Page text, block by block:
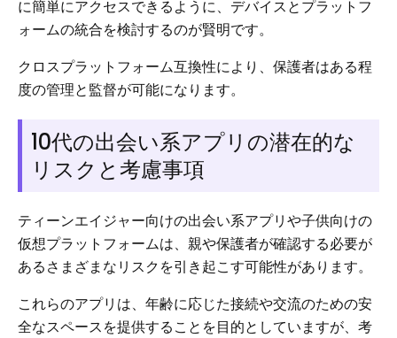
に簡単にアクセスできるように、デバイスとプラットフ
ォームの統合を検討するのが賢明です。
クロスプラットフォーム互換性により、保護者はある程
度の管理と監督が可能になります。
10代の出会い系アプリの潜在的な
リスクと考慮事項
ティーンエイジャー向けの出会い系アプリや子供向けの
仮想プラットフォームは、親や保護者が確認する必要が
あるさまざまなリスクを引き起こす可能性があります。
これらのアプリは、年齢に応じた接続や交流のための安
全なスペースを提供することを目的としていますが、考